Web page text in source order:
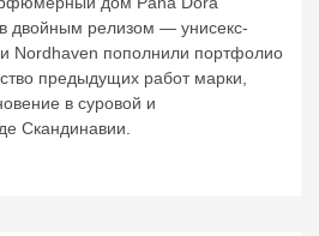
двойным релизом — унисекс-
Nordhaven пополнили портфолио
предыдущих работ марки,
в суровой и
Скандинавии.